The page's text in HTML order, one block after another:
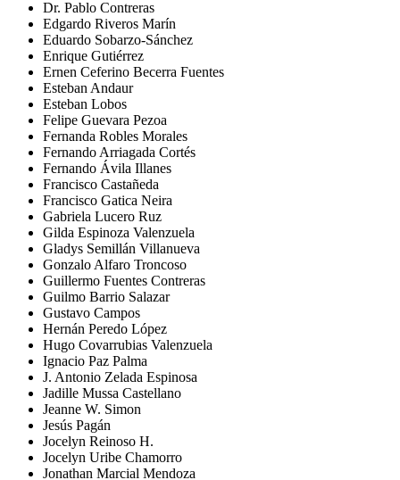
Dr. Pablo Contreras
Edgardo Riveros Marín
Eduardo Sobarzo-Sánchez
Enrique Gutiérrez
Ernen Ceferino Becerra Fuentes
Esteban Andaur
Esteban Lobos
Felipe Guevara Pezoa
Fernanda Robles Morales
Fernando Arriagada Cortés
Fernando Ávila Illanes
Francisco Castañeda
Francisco Gatica Neira
Gabriela Lucero Ruz
Gilda Espinoza Valenzuela
Gladys Semillán Villanueva
Gonzalo Alfaro Troncoso
Guillermo Fuentes Contreras
Guilmo Barrio Salazar
Gustavo Campos
Hernán Peredo López
Hugo Covarrubias Valenzuela
Ignacio Paz Palma
J. Antonio Zelada Espinosa
Jadille Mussa Castellano
Jeanne W. Simon
Jesús Pagán
Jocelyn Reinoso H.
Jocelyn Uribe Chamorro
Jonathan Marcial Mendoza